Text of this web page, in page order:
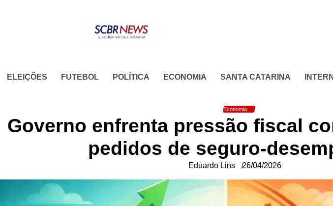
ELEIÇÕES FUTEBOL POLÍTICA ECONOMIA SANTA CATARINA
Economia
Governo enfrenta pressão fiscal
pedidos de seguro-
Eduardo Lins 26/04/2026